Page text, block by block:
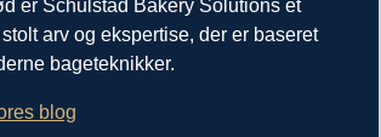
er Schulstad Bakery Solutions et
arv og ekspertise, der er baseret
bageteknikker.
blog